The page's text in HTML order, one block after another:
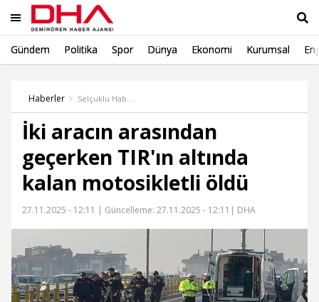
Gündem Politika Spor Dünya Ekonomi Kurumsal
Haberler
İki aracın arasından
geçerken TIR'ın altında
kalan motosikletli öldü
27.11.2025 - 12:11 | Güncelleme: 27.11.2025 - 12:11 | DHA